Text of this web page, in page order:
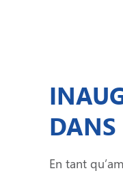
DANS
En tant